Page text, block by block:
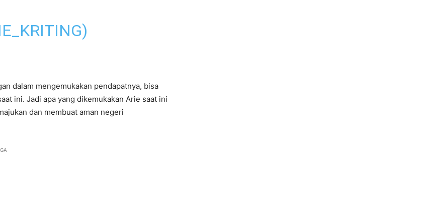
dalam mengemukakan pendapatnya, bisa
ini. Jadi apa yang dikemukakan Arie saat ini
dan membuat aman negeri